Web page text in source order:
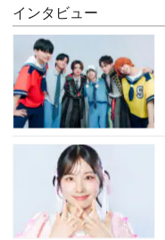
インタビュー